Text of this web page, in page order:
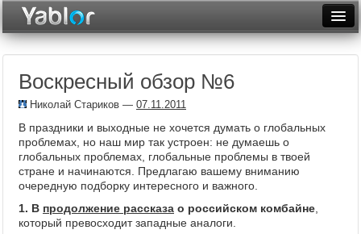
Неделя
Месяц
Рейтинги
Архив
Фототоп
Воскресный обзор №6
Николай Стариков — 07.11.2011
В праздники и выходные не хочется думать о глобальных
проблемах, но наш мир так устроен: не думаешь о
глобальных проблемах, глобальные проблемы в твоей
стране и начинаются. Предлагаю вашему вниманию
очередную подборку интересного и важного.
1. В продолжение рассказа о российском комбайне
который превосходит западные аналоги.